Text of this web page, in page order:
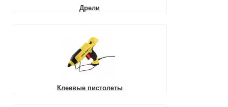
Дрели
Клеевые пистолеты